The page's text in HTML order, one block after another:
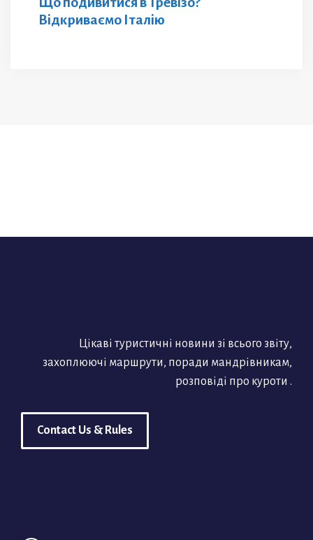
Цікаві туристичні новини зі всього звіту,
захоплюючі маршрути, поради мандрівникам,
розповіді про куроти .
Contact Us & Rules